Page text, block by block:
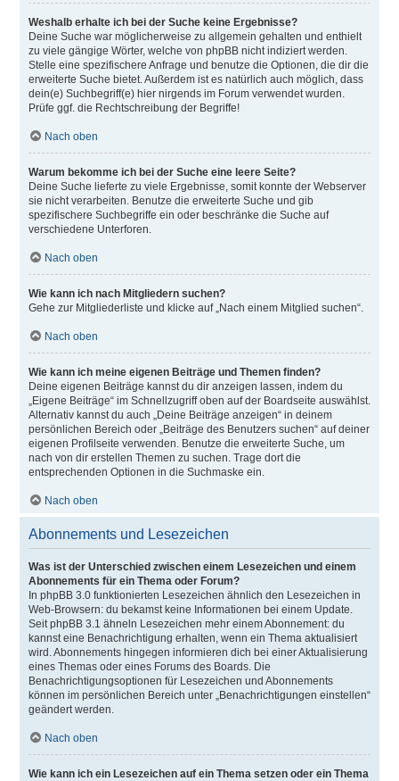
Weshalb erhalte ich bei der Suche keine Ergebnisse?
Deine Suche war möglicherweise zu allgemein gehalten und enthielt
zu viele gängige Wörter, welche von phpBB nicht indiziert werden.
Stelle eine spezifischere Anfrage und benutze die Optionen, die dir die
erweiterte Suche bietet. Außerdem ist es natürlich auch möglich, dass
dein(e) Suchbegriff(e) hier nirgends im Forum verwendet wurden.
Prüfe ggf. die Rechtschreibung der Begriffe!
Nach oben
Warum bekomme ich bei der Suche eine leere Seite?
Deine Suche lieferte zu viele Ergebnisse, somit konnte der Webserver
sie nicht verarbeiten. Benutze die erweiterte Suche und gib
spezifischere Suchbegriffe ein oder beschränke die Suche auf
verschiedene Unterforen.
Nach oben
Wie kann ich nach Mitgliedern suchen?
Gehe zur Mitgliederliste und klicke auf „Nach einem Mitglied suchen“.
Nach oben
Wie kann ich meine eigenen Beiträge und Themen finden?
Deine eigenen Beiträge kannst du dir anzeigen lassen, indem du
„Eigene Beiträge“ im Schnellzugriff oben auf der Boardseite auswählst.
Alternativ kannst du auch „Deine Beiträge anzeigen“ in deinem
persönlichen Bereich oder „Beiträge des Benutzers suchen“ auf deiner
eigenen Profilseite verwenden. Benutze die erweiterte Suche, um
nach von dir erstellen Themen zu suchen. Trage dort die
entsprechenden Optionen in die Suchmaske ein.
Nach oben
Abonnements und Lesezeichen
Was ist der Unterschied zwischen einem Lesezeichen und einem
Abonnements für ein Thema oder Forum?
In phpBB 3.0 funktionierten Lesezeichen ähnlich den Lesezeichen in
Web-Browsern: du bekamst keine Informationen bei einem Update.
Seit phpBB 3.1 ähneln Lesezeichen mehr einem Abonnement: du
kannst eine Benachrichtigung erhalten, wenn ein Thema aktualisiert
wird. Abonnements hingegen informieren dich bei einer Aktualisierung
eines Themas oder eines Forums des Boards. Die
Benachrichtigungsoptionen für Lesezeichen und Abonnements
können im persönlichen Bereich unter „Benachrichtigungen einstellen“
geändert werden.
Nach oben
Wie kann ich ein Lesezeichen auf ein Thema setzen oder ein Thema